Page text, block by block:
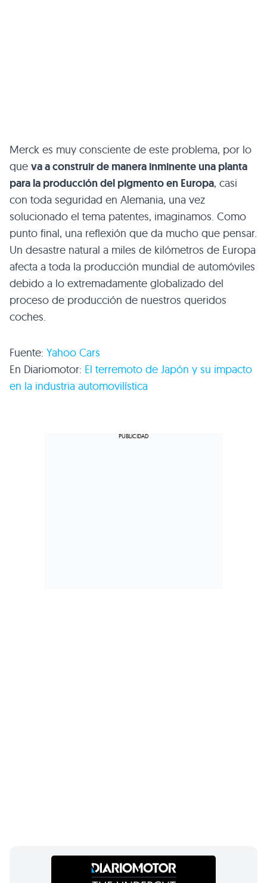
Merck es muy consciente de este problema, por lo
que va a construir de manera inminente una planta
para la producción del pigmento en Europa, casi
con toda seguridad en Alemania, una vez
solucionado el tema patentes, imaginamos. Como
punto final, una reflexión que da mucho que pensar.
Un desastre natural a miles de kilómetros de Europa
afecta a toda la producción mundial de automóviles
debido a lo extremadamente globalizado del
proceso de producción de nuestros queridos
coches.
Fuente: Yahoo Cars
En Diariomotor: El terremoto de Japón y su impacto
en la industria automovilística